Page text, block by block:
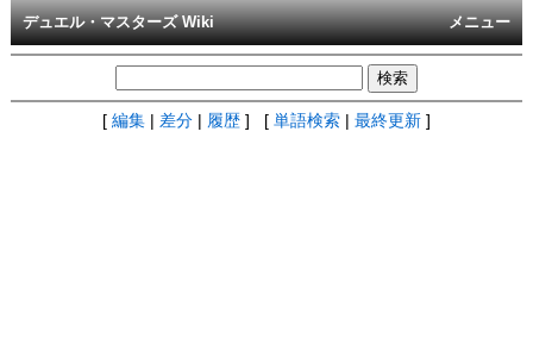
メニュー
デュエル・マスターズ Wiki
[ 編集 差分 履歴 ] [ 単語検索 最終更新 ]